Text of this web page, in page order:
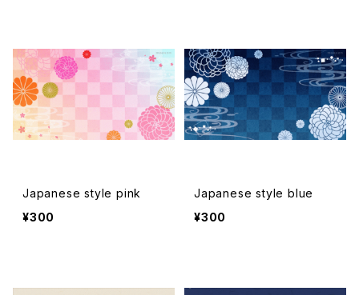
Japanese style pink
¥300
Japanese style blue
¥300